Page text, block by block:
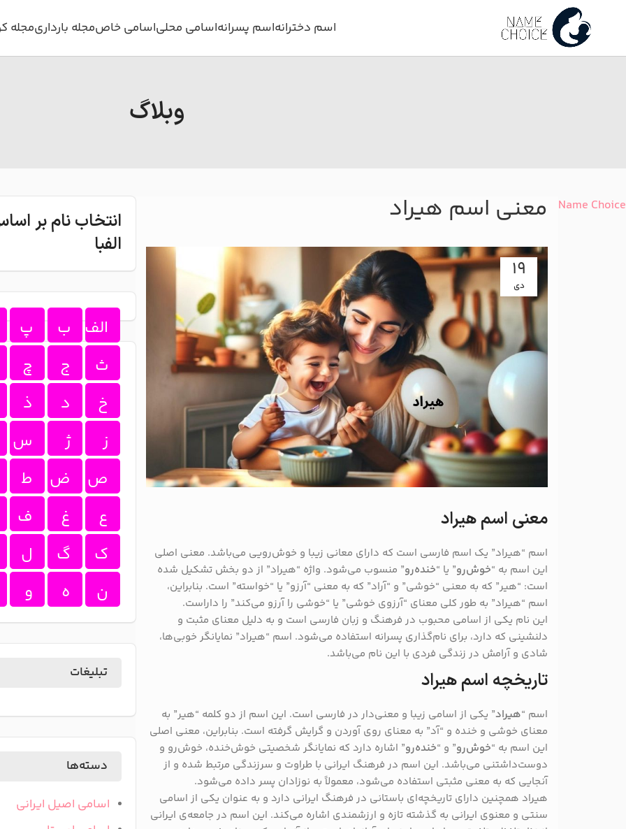
اسم دخترانهاسم پسرانهاسامی محلیاسامی خاصمجله بارداریمجله
وبلاگ
Name Choice معنی اسم هیراد
19
دی
معنی اسم هیراد
اسم “هیراد” یک اسم فارسی است که دارای معانی زیبا و خوش‌رویی می‌باشد. معنی اصلی
این اسم به “خوش‌رو” یا “خنده‌رو” منسوب می‌شود. واژه “هیراد” از دو بخش تشکیل شده
است: “هیر” که به معنی “خوشی” و “آراد” که به معنی “آرزو” یا “خواسته” است. بنابراین،
اسم “هیراد” به طور کلی معنای “آرزوی خوشی” یا “خوشی را آرزو می‌کند” را داراست.
این نام یکی از اسامی محبوب در فرهنگ و زبان فارسی است و به دلیل معنای مثبت و
دلنشینی که دارد، برای نام‌گذاری پسرانه استفاده می‌شود. اسم “هیراد” نمایانگر خوبی‌ها،
شادی و آرامش در زندگی فردی با این نام می‌باشد.
تاریخچه اسم هیراد
اسم “هیراد” یکی از اسامی زیبا و معنی‌دار در فارسی است. این اسم از دو کلمه “هیر” به
معنای خوشی و خنده و “آد” به معنای روی آوردن و گرایش گرفته است. بنابراین، معنی اصلی
این اسم به “خوش‌رو” و “خنده‌رو” اشاره دارد که نمایانگر شخصیتی خوش‌خنده، خوش‌رو و
دوست‌داشتنی می‌باشد. این اسم در فرهنگ ایرانی با طراوت و سرزندگی مرتبط شده و از
آنجایی که به معنی مثبتی استفاده می‌شود، معمولاً به نوزادان پسر داده می‌شود.
هیراد همچنین دارای تاریخچه‌ای باستانی در فرهنگ ایرانی دارد و به عنوان یکی از اسامی
سنتی و معنوی ایرانی به گذشته تازه و ارزشمندی اشاره می‌کند. این اسم در جامعه‌ی ایرانی
انتخاب نام بر
الفبا
الف ب
پ
ث
ج
چ
خ
د
ذ
ز
ژ
س
ص
ض
ط
ع
غ
ف
ک
گ
ل
ن
ه و
تبلیغات
دسته‌ها
اسامی اصیل ایرانی